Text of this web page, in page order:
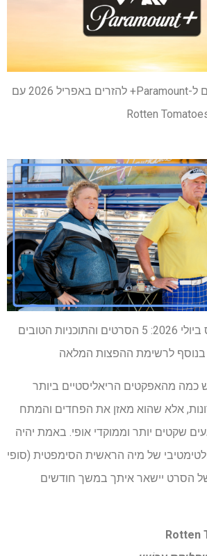
7 סרטים חדשים ל-Paramount+ להזרים באפריל 2026 עם
חדש בנטפליקס ביולי 2026: 5 הסרטים והתוכניות הטובים
בנוסף לרשימת ההפצות המלאה
כמה מהאפקטים הריאליסטיים ביותר
אלא שהוא מאזן את הפחדים והמתח
שקטים יותר וממוקדי אופי. באמת יהיה
של מיה הראשית הסימפטית (סופי
של הסרט יישאר איתך במשך חודשים